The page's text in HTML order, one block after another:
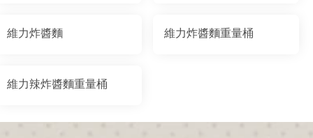
維力炸醬麵 維力炸醬麵重量桶
維力辣炸醬麵重量桶